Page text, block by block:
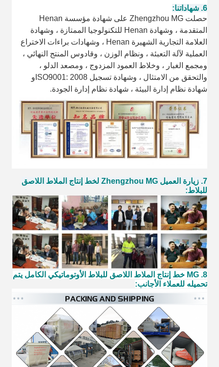
6. شهاداتنا:
حصلت Zhengzhou MG على شهادة مؤسسة Henan
المتقدمة ، وشهادة Henan للتكنولوجيا الممتازة ، وشهادة
العلامة التجارية الشهيرة Henan ، وشهادات براءات الاختراع
العملية لآلة التعبئة ، ونظام الوزن ، وقادوس المنتج النهائي ،
ومجمع الغبار ، وخلاط العمود المزدوج ، ومصعد الدلو ،
والتحقق من الامتثال ، وشهادة تسجيل ISO9001: 2008
و
شهادة نظام إدارة البيئة ، شهادة نظام إدارة الجودة.
7. زيارة العميل Zhengzhou MG لخط إنتاج الملاط اللاصق
للبلاط:
8. MG خط إنتاج الملاط اللاصق للبلاط الأوتوماتيكي الكامل يتم
تحميله للعملاء الأجانب: